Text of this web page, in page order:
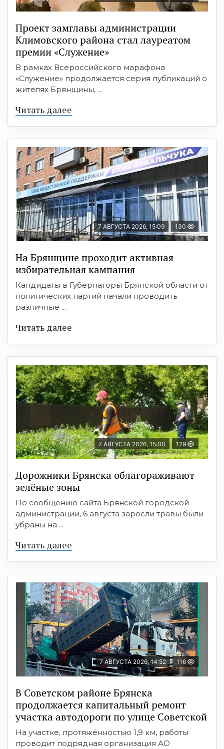
Проект замглавы администрации
Климовского района стал лауреатом
премии «Служение»
В рамках Всероссийского марафона
«Служение» продолжается серия публикаций о
жителях Брянщины, ...
Читать далее
7 АВГУСТА 2026, 15:09 130
На Брянщине проходит активная
избирательная кампания
Кандидаты в Губернаторы Брянской области от
политических партий начали проводить
различные ...
Читать далее
7 АВГУСТА 2026, 15:00 129
Дорожники Брянска облагораживают
зелёные зоны
По сообщению сайта Брянской городской
администрации, 6 августа заросли травы были
убраны на ...
Читать далее
7 АВГУСТА 2026, 14:52 116
В Советском районе Брянска
продолжается капитальный ремонт
участка автодороги по улице Советской
На участке, протяжённостью 1,9 км, работы
проводит подрядная организация АО